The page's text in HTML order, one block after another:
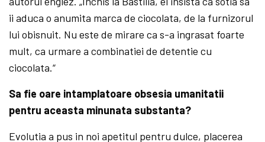
ii aduca o anumita marca de ciocolata, de la furnizorul
lui obisnuit. Nu este de mirare ca s-a ingrasat foarte
mult, ca urmare a combinatiei de detentie cu
ciocolata.“
Sa fie oare intamplatoare obsesia umanitatii
pentru aceasta minunata substanta?
Evolutia a pus in noi apetitul pentru dulce, placerea